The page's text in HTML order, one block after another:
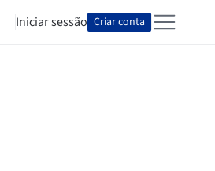
Iniciar sessão Criar conta